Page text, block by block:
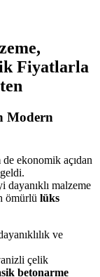
Fiyatlarla
Modern
ekonomik açıdan
dayanıklı malzeme
ömürlü lüks
ve
çelik
betonarme